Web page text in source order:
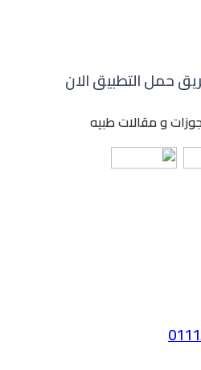
حمل التطبيق الان
و مقالات طبيه